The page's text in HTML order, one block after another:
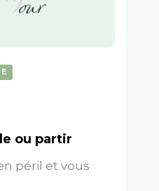
ou partir
péril et vous